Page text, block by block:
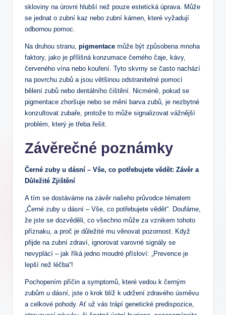
skloviny na úrovni hlubší než pouze estetická úprava. Může
se jednat o zubní kaz nebo zubní kámen, které vyžadují
odbornou pomoc.
Na druhou stranu, pigmentace může být způsobena mnoha
faktory, jako je přílišná konzumace černého čaje, kávy,
červeného vína nebo kouření. Tyto skvrny se často nachází
na povrchu zubů a jsou většinou odstranitelné pomocí
bělení zubů nebo dentálního čištění. Nicméně, pokud se
pigmentace zhoršuje nebo se mění barva zubů, je nezbytné
konzultovat zubaře, protože to může signalizovat vážnější
problém, který je třeba řešit.
Závěrečné poznámky
Černé zuby u dásní – Vše, co potřebujete vědět: Závěr a
Důležité Zjištění
A tím se dostáváme na závěr našeho průvodce tématem
„Černé zuby u dásní – Vše, co potřebujete vědět“. Doufáme,
že jste se dozvěděli, co všechno může za vznikem tohoto
příznaku, a proč je důležité mu věnovat pozornost. Když
přijde na zubní zdraví, ignorovat varovné signály se
nevyplácí – jak říká jedno moudré přísloví: „Prevence je
lepší než léčba“!
Pochopením příčin a symptomů, které vedou k černým
zubům u dásní, jste o krok blíž k udržení zdravého úsměvu
a celkové pohody. Ať už vás trápí genetické predispozice,